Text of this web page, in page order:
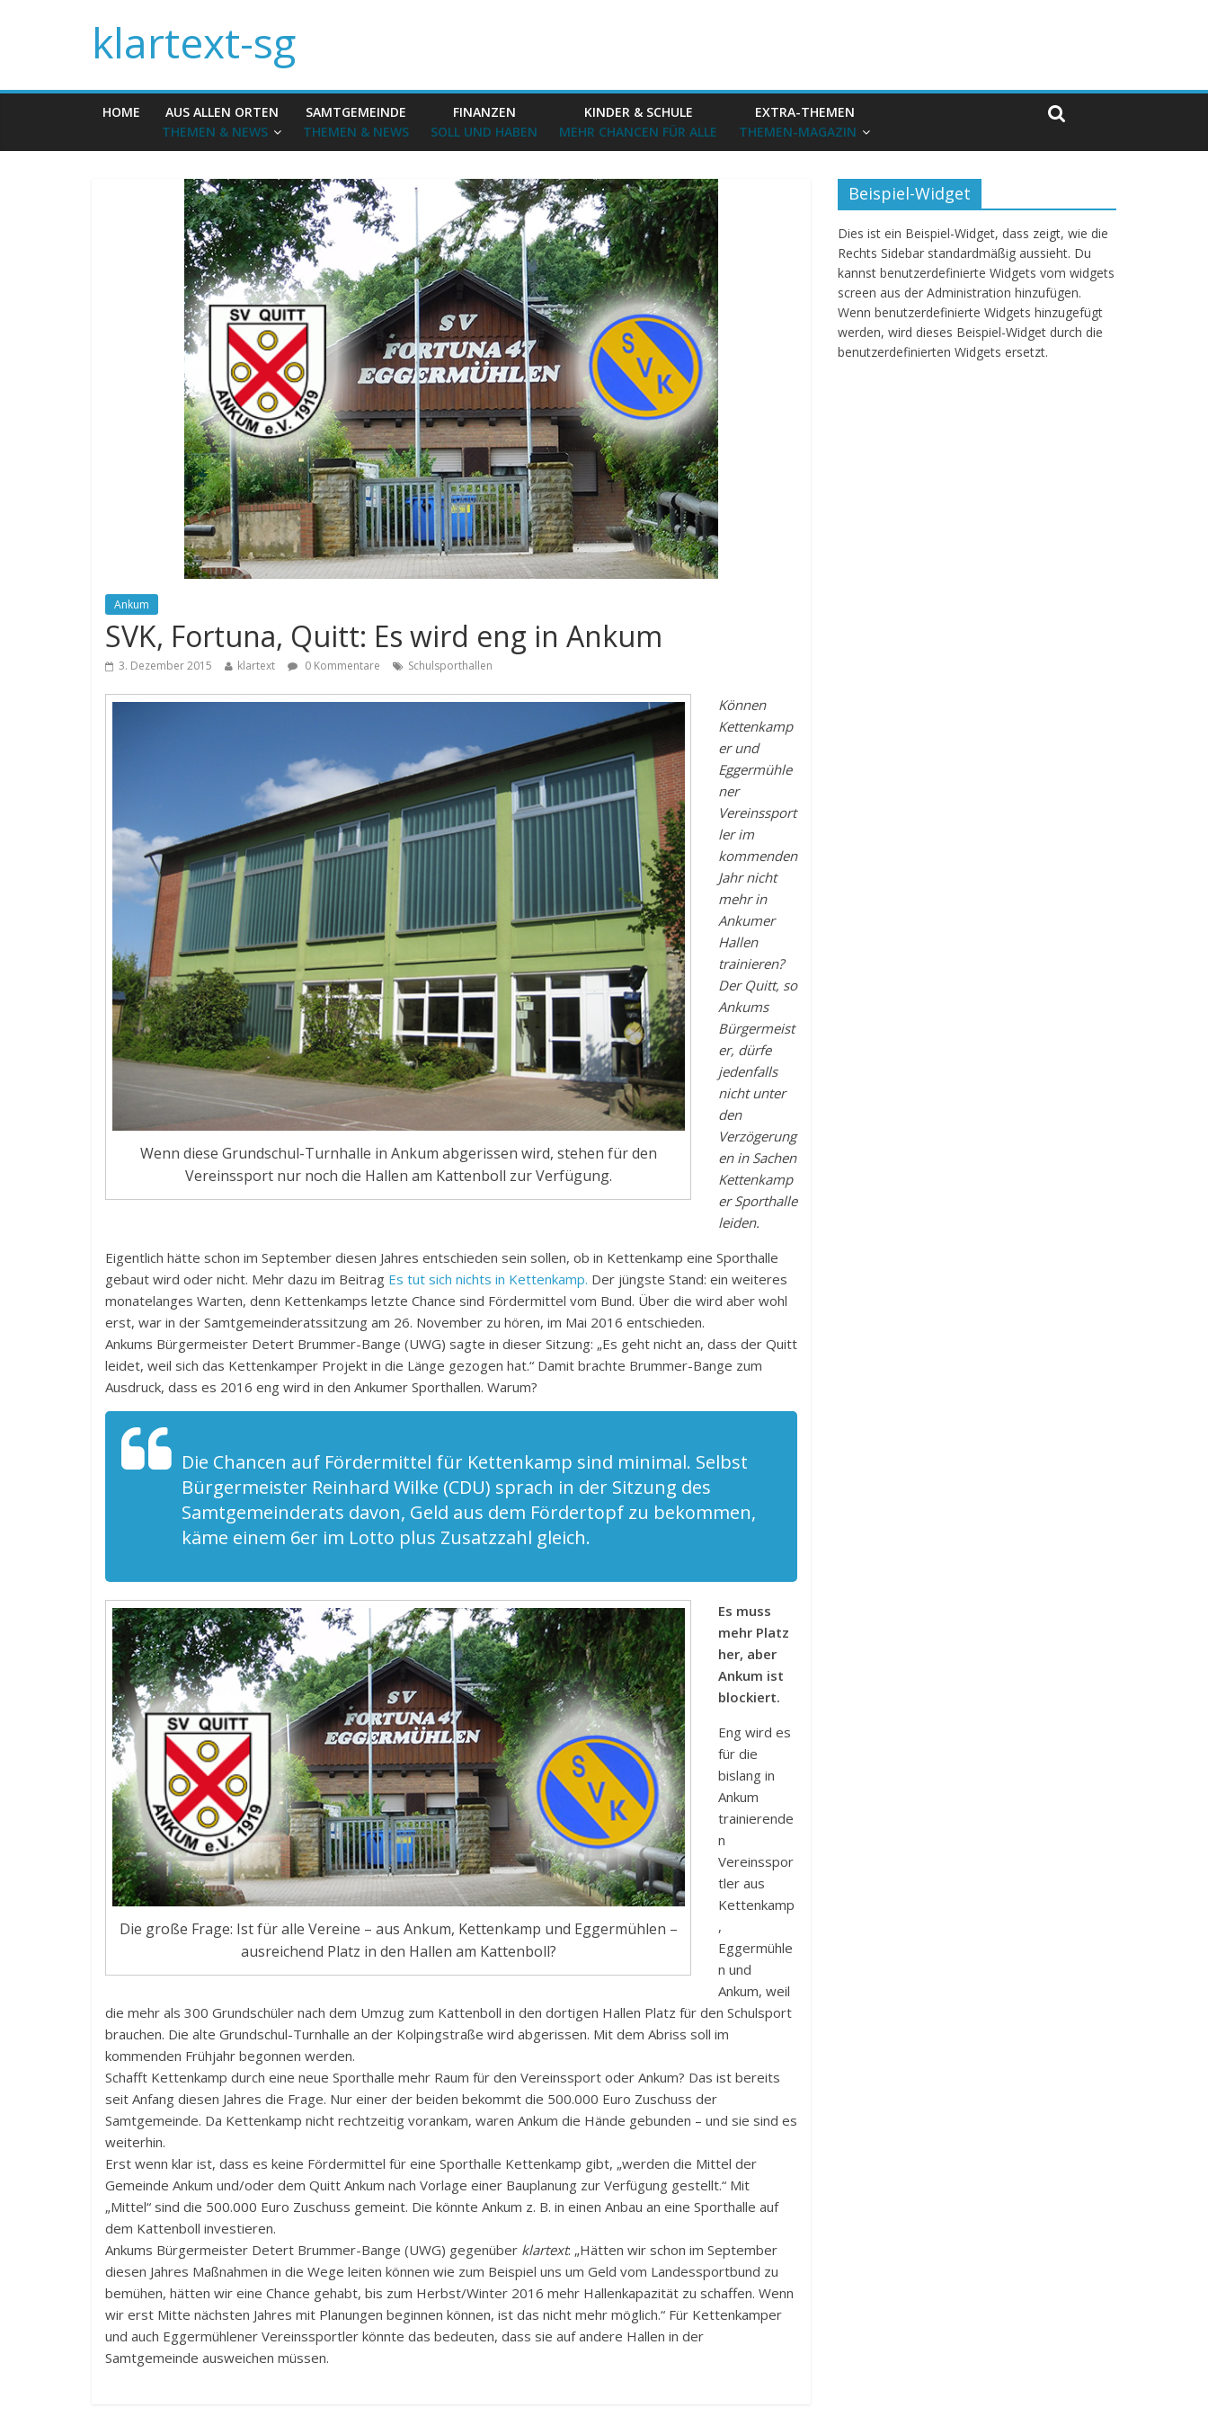
klartext-sg
HOME
AUS ALLEN ORTEN
THEMEN & NEWS
SAMTGEMEINDE
THEMEN & NEWS
FINANZEN
SOLL UND HABEN
KINDER & SCHULE
MEHR CHANCEN FÜR ALLE
EXTRA-THEMEN
THEMEN-MAGAZIN
Ankum
SVK, Fortuna, Quitt: Es wird eng in Ankum
3. Dezember 2015 klartext 0 Kommentare Schulsporthallen
Wenn diese Grundschul-Turnhalle in Ankum abgerissen wird, stehen für den
Vereinssport nur noch die Hallen am Kattenboll zur Verfügung.
Können
Kettenkamp
er und
Eggermühle
ner
Vereinssport
ler im
kommenden
Jahr nicht
mehr in
Ankumer
Hallen
trainieren?
Der Quitt, so
Ankums
Bürgermeist
er, dürfe
jedenfalls
nicht unter
den
Verzögerung
en in Sachen
Kettenkamp
er Sporthalle
leiden.
Eigentlich hätte schon im September diesen Jahres entschieden sein sollen, ob in Kettenkamp eine Sporthalle
gebaut wird oder nicht. Mehr dazu im Beitrag Es tut sich nichts in Kettenkamp. Der jüngste Stand: ein weiteres
monatelanges Warten, denn Kettenkamps letzte Chance sind Fördermittel vom Bund. Über die wird aber wohl
erst, war in der Samtgemeinderatssitzung am 26. November zu hören, im Mai 2016 entschieden.
Ankums Bürgermeister Detert Brummer-Bange (UWG) sagte in dieser Sitzung: „Es geht nicht an, dass der Quitt
leidet, weil sich das Kettenkamper Projekt in die Länge gezogen hat.“ Damit brachte Brummer-Bange zum
Ausdruck, dass es 2016 eng wird in den Ankumer Sporthallen. Warum?
Die Chancen auf Fördermittel für Kettenkamp sind minimal. Selbst
Bürgermeister Reinhard Wilke (CDU) sprach in der Sitzung des
Samtgemeinderats davon, Geld aus dem Fördertopf zu bekommen,
käme einem 6er im Lotto plus Zusatzzahl gleich.
Die große Frage: Ist für alle Vereine – aus Ankum, Kettenkamp und Eggermühlen –
ausreichend Platz in den Hallen am Kattenboll?
Es muss
mehr Platz
her, aber
Ankum ist
blockiert.
Eng wird es
für die
bislang in
Ankum
trainierende
n
Vereinsspor
tler aus
Kettenkamp
,
Eggermühle
n und
Ankum, weil
die mehr als 300 Grundschüler nach dem Umzug zum Kattenboll in den dortigen Hallen Platz für den Schulsport
brauchen. Die alte Grundschul-Turnhalle an der Kolpingstraße wird abgerissen. Mit dem Abriss soll im
kommenden Frühjahr begonnen werden.
Schafft Kettenkamp durch eine neue Sporthalle mehr Raum für den Vereinssport oder Ankum? Das ist bereits
seit Anfang diesen Jahres die Frage. Nur einer der beiden bekommt die 500.000 Euro Zuschuss der
Samtgemeinde. Da Kettenkamp nicht rechtzeitig vorankam, waren Ankum die Hände gebunden – und sie sind es
weiterhin.
Erst wenn klar ist, dass es keine Fördermittel für eine Sporthalle Kettenkamp gibt, „werden die Mittel der
Gemeinde Ankum und/oder dem Quitt Ankum nach Vorlage einer Bauplanung zur Verfügung gestellt.“ Mit
„Mittel“ sind die 500.000 Euro Zuschuss gemeint. Die könnte Ankum z. B. in einen Anbau an eine Sporthalle auf
dem Kattenboll investieren.
Ankums Bürgermeister Detert Brummer-Bange (UWG) gegenüber klartext: „Hätten wir schon im September
diesen Jahres Maßnahmen in die Wege leiten können wie zum Beispiel uns um Geld vom Landessportbund zu
bemühen, hätten wir eine Chance gehabt, bis zum Herbst/Winter 2016 mehr Hallenkapazität zu schaffen. Wenn
wir erst Mitte nächsten Jahres mit Planungen beginnen können, ist das nicht mehr möglich.“ Für Kettenkamper
und auch Eggermühlener Vereinssportler könnte das bedeuten, dass sie auf andere Hallen in der
Samtgemeinde ausweichen müssen.
Beispiel-Widget
Dies ist ein Beispiel-Widget, dass zeigt, wie die
Rechts Sidebar standardmäßig aussieht. Du
kannst benutzerdefinierte Widgets vom widgets
screen aus der Administration hinzufügen.
Wenn benutzerdefinierte Widgets hinzugefügt
werden, wird dieses Beispiel-Widget durch die
benutzerdefinierten Widgets ersetzt.